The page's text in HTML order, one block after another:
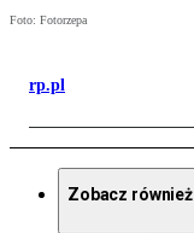
Foto: Fotorzepa
rp.pl
Zobacz również